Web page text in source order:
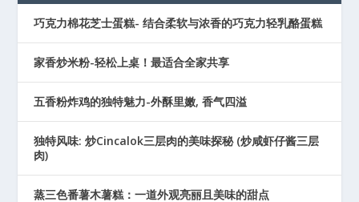
巧克力棉花芝士蛋糕- 结合柔软与浓香的巧克力轻乳酪蛋糕
家香炒米粉-轻松上桌！最适合全家共享
五香粉炸鸡的独特魅力-外酥里嫩, 香气四溢
独特风味: 炒Cincalok三层肉的美味探秘 (炒咸虾仔酱三层
肉)
蒸三色番薯木薯糕：一道外观亮丽且美味的甜点